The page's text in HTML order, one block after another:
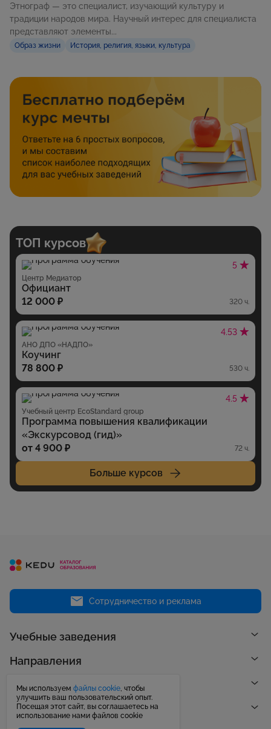
Этнограф — это специалист, изучающий культуру и
традиции народов мира. Научный интерес для специалиста
представляют элементы...
Образ жизни История, религия, языки, культура
ТОП курсов
5
Центр Медиатор
Официант
12 000 ₽
320 ч.
4.53
АНО ДПО «НАДПО»
Коучинг
78 800 ₽
530 ч.
4.5
Учебный центр EcoStandard group
Программа повышения квалификации
«Экскурсовод (гид)‎»
от 4 900 ₽
72 ч.
Больше курсов
Сотрудничество и реклама
Учебные заведения
Направления
Рейтинги
Публикации
Мы используем файлы cookie, чтобы
улучшить ваш пользовательский опыт.
Посещая этот сайт, вы соглашаетесь на
использование нами файлов cookie